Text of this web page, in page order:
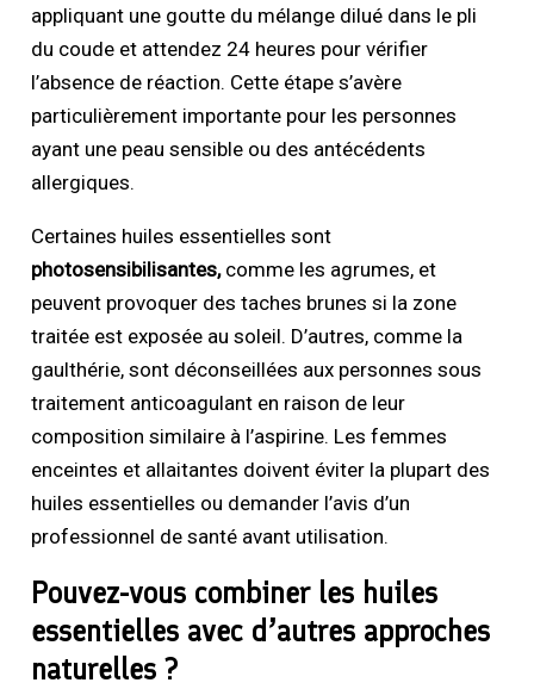
appliquant une goutte du mélange dilué dans le pli
du coude et attendez 24 heures pour vérifier
l’absence de réaction. Cette étape s’avère
particulièrement importante pour les personnes
ayant une peau sensible ou des antécédents
allergiques.
Certaines huiles essentielles sont
photosensibilisantes,comme les agrumes, et
peuvent provoquer des taches brunes si la zone
traitée est exposée au soleil. D’autres, comme la
gaulthérie, sont déconseillées aux personnes sous
traitement anticoagulant en raison de leur
composition similaire à l’aspirine. Les femmes
enceintes et allaitantes doivent éviter la plupart des
huiles essentielles ou demander l’avis d’un
professionnel de santé avant utilisation.
Pouvez-vous combiner les huiles
essentielles avec d’autres approches
naturelles ?